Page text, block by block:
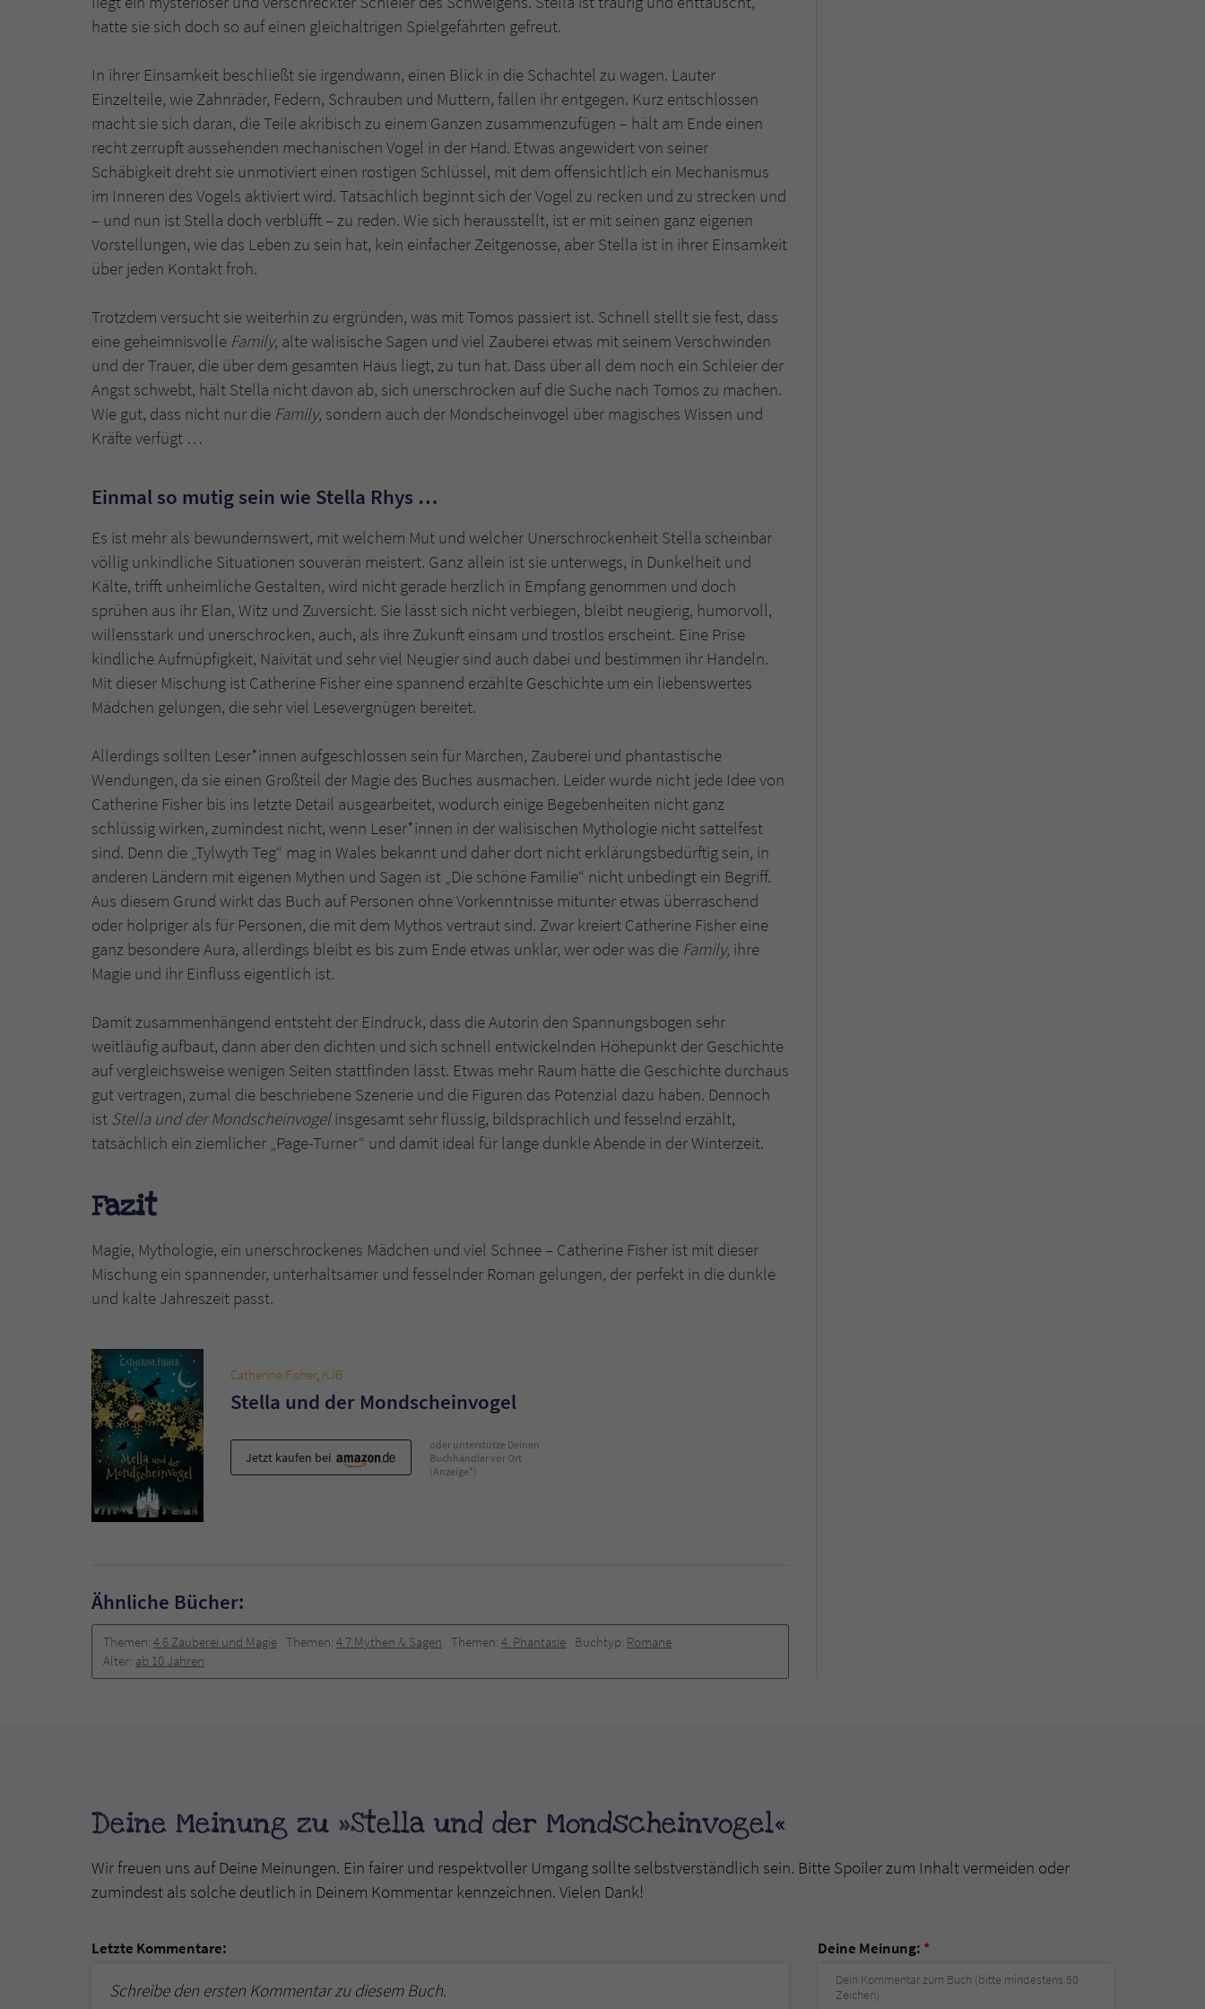
hatte sie sich doch so auf einen gleichaltrigen Spielgefährten gefreut.
In ihrer Einsamkeit beschließt sie irgendwann, einen Blick in die Schachtel zu wagen. Lauter
Einzelteile, wie Zahnräder, Federn, Schrauben und Muttern, fallen ihr entgegen. Kurz entschlossen
macht sie sich daran, die Teile akribisch zu einem Ganzen zusammenzufügen – hält am Ende einen
recht zerrupft aussehenden mechanischen Vogel in der Hand. Etwas angewidert von seiner
Schäbigkeit dreht sie unmotiviert einen rostigen Schlüssel, mit dem offensichtlich ein Mechanismus
im Inneren des Vogels aktiviert wird. Tatsächlich beginnt sich der Vogel zu recken und zu strecken und
– und nun ist Stella doch verblüfft – zu reden. Wie sich herausstellt, ist er mit seinen ganz eigenen
Vorstellungen, wie das Leben zu sein hat, kein einfacher Zeitgenosse, aber Stella ist in ihrer Einsamkeit
über jeden Kontakt froh.
Trotzdem versucht sie weiterhin zu ergründen, was mit Tomos passiert ist. Schnell stellt sie fest, dass
eine geheimnisvolle Family, alte walisische Sagen und viel Zauberei etwas mit seinem Verschwinden
und der Trauer, die über dem gesamten Haus liegt, zu tun hat. Dass über all dem noch ein Schleier der
Angst schwebt, hält Stella nicht davon ab, sich unerschrocken auf die Suche nach Tomos zu machen.
Wie gut, dass nicht nur die Family, sondern auch der Mondscheinvogel über magisches Wissen und
Kräfte verfügt …
Einmal so mutig sein wie Stella Rhys …
Es ist mehr als bewundernswert, mit welchem Mut und welcher Unerschrockenheit Stella scheinbar
völlig unkindliche Situationen souverän meistert. Ganz allein ist sie unterwegs, in Dunkelheit und
Kälte, trifft unheimliche Gestalten, wird nicht gerade herzlich in Empfang genommen und doch
sprühen aus ihr Elan, Witz und Zuversicht. Sie lässt sich nicht verbiegen, bleibt neugierig, humorvoll,
willensstark und unerschrocken, auch, als ihre Zukunft einsam und trostlos erscheint. Eine Prise
kindliche Aufmüpfigkeit, Naivität und sehr viel Neugier sind auch dabei und bestimmen ihr Handeln.
Mit dieser Mischung ist Catherine Fisher eine spannend erzählte Geschichte um ein liebenswertes
Mädchen gelungen, die sehr viel Lesevergnügen bereitet.
Allerdings sollten Leser*innen aufgeschlossen sein für Märchen, Zauberei und phantastische
Wendungen, da sie einen Großteil der Magie des Buches ausmachen. Leider wurde nicht jede Idee von
Catherine Fisher bis ins letzte Detail ausgearbeitet, wodurch einige Begebenheiten nicht ganz
schlüssig wirken, zumindest nicht, wenn Leser*innen in der walisischen Mythologie nicht sattelfest
sind. Denn die „Tylwyth Teg“ mag in Wales bekannt und daher dort nicht erklärungsbedürftig sein, in
anderen Ländern mit eigenen Mythen und Sagen ist „Die schöne Familie“ nicht unbedingt ein Begriff.
Aus diesem Grund wirkt das Buch auf Personen ohne Vorkenntnisse mitunter etwas überraschend
oder holpriger als für Personen, die mit dem Mythos vertraut sind. Zwar kreiert Catherine Fisher eine
ganz besondere Aura, allerdings bleibt es bis zum Ende etwas unklar, wer oder was die Family, ihre
Magie und ihr Einfluss eigentlich ist.
Damit zusammenhängend entsteht der Eindruck, dass die Autorin den Spannungsbogen sehr
weitläufig aufbaut, dann aber den dichten und sich schnell entwickelnden Höhepunkt der Geschichte
auf vergleichsweise wenigen Seiten stattfinden lässt. Etwas mehr Raum hätte die Geschichte durchaus
gut vertragen, zumal die beschriebene Szenerie und die Figuren das Potenzial dazu haben. Dennoch
ist Stella und der Mondscheinvogelinsgesamt sehr flüssig, bildsprachlich und fesselnd erzählt,
tatsächlich ein ziemlicher „Page-Turner“ und damit ideal für lange dunkle Abende in der Winterzeit.
Fazit
Magie, Mythologie, ein unerschrockenes Mädchen und viel Schnee – Catherine Fisher ist mit dieser
Mischung ein spannender, unterhaltsamer und fesselnder Roman gelungen, der perfekt in die dunkle
und kalte Jahreszeit passt.
Catherine Fisher, KJB
Stella und der Mondscheinvogel
Jetzt kaufen bei
oder unterstütze Deinen
Buchhändler vor Ort
(Anzeige*)
Ähnliche Bücher:
Themen: 4.6 Zauberei und Magie Themen: 4.7 Mythen & Sagen Themen: 4. Phantasie Buchtyp: Romane
Alter: ab 10 Jahren
Deine Meinung zu »Stella und der Mondscheinvogel«
Wir freuen uns auf Deine Meinungen. Ein fairer und respektvoller Umgang sollte selbstverständlich sein. Bitte Spoiler zum Inhalt vermeiden oder
zumindest als solche deutlich in Deinem Kommentar kennzeichnen. Vielen Dank!
Letzte Kommentare:
Schreibe den ersten Kommentar zu diesem Buch.
Deine Meinung: *
überprüfen.